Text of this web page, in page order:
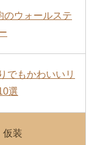
のウォールステ
でもかわいいリ
選
仮装